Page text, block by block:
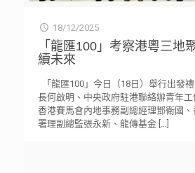
18/12/2025
「龍匯100」考察港粵三地
續未來
「龍匯100」今日（18日）舉行出發
長何啟明、中央政府駐港聯絡辦青年工
香港賽馬會內地事務副總經理鄧衛國
署理副總監張永新、龍傳基金[…]